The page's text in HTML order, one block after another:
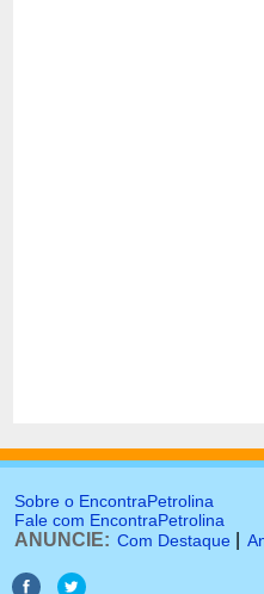
Sobre o EncontraPetrolina
Fale com EncontraPetrolina
ANUNCIE: Com Destaque